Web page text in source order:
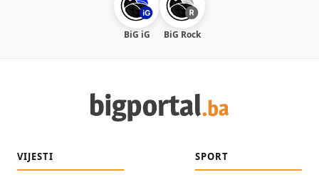
BiG iG BiG Rock
VIJESTI SPORT